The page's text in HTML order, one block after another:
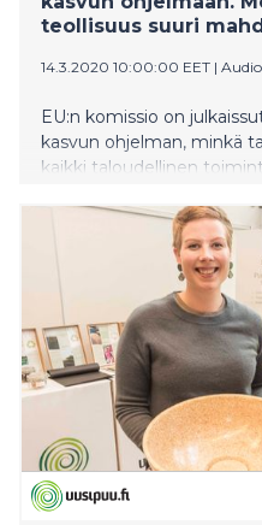
teollisuus suuri
14.3.2020 10:00:00 EET |
EU:n komissio on
kasvun ohjelman, minkä
kaikki taloudellinen
minkä mukaan unioni on
Viisivuotinen ohjelma
jäsenmailla ja
keskeiset tavoitteet
metsänkäyttöä sekä
muotoiluun ohjelmassa
vaikuttamaan.